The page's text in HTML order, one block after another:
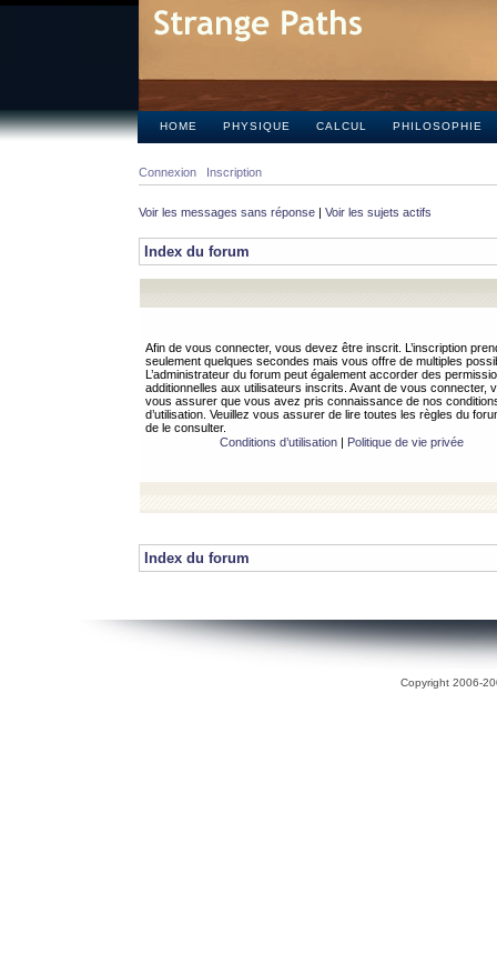
HOME PHYSIQUE CALCUL PHILOSOPHIE
Connexion Inscription
Voir les messages sans réponse | Voir les sujets actifs
Index du forum
Afin de vous connecter, vous devez être inscrit. L’inscription
seulement quelques secondes mais vous offre de multiples
L’administrateur du forum peut également accorder des
additionnelles aux utilisateurs inscrits. Avant de vous connecter,
vous assurer que vous avez pris connaissance de nos
d’utilisation. Veuillez vous assurer de lire toutes les règles du
de le consulter.
Conditions d’utilisation| Politique de vie privée
Index du forum
Copyright 2006-